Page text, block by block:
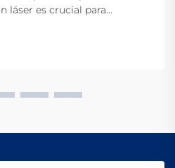
láser es crucial para
sus operaciones
eléctricas de estos